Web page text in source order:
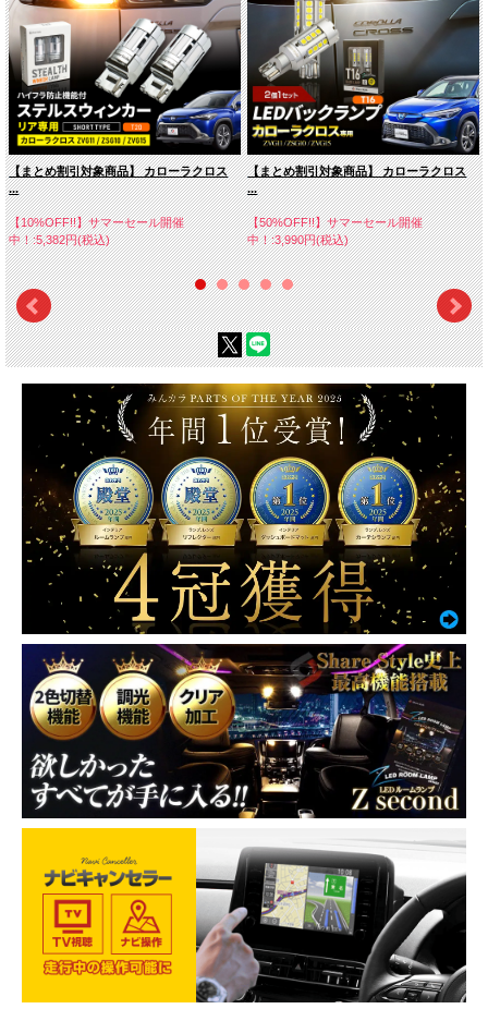
【まとめ割引対象商品】 カローラクロス
...
【10%OFF!!】サマーセール開催
中！:5,382円(税込)
【まとめ割引対象商品】 カローラクロス
...
【50%OFF!!】サマーセール開催
中！:3,990円(税込)